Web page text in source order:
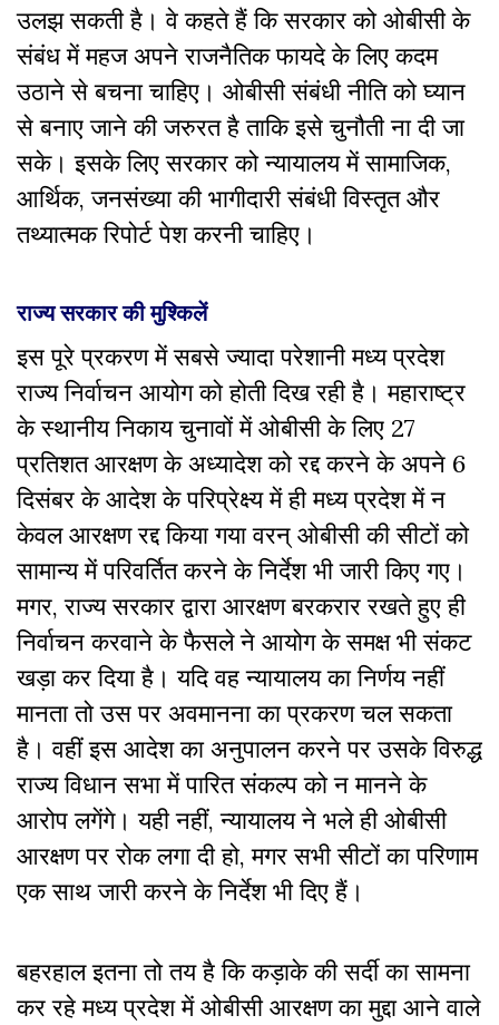
उलझ सकती है। वे कहते हैं कि सरकार को ओबीसी के
संबंध में महज अपने राजनैतिक फायदे के लिए कदम
उठाने से बचना चाहिए। ओबीसी संबंधी नीति को घ्यान
से बनाए जाने की जरुरत है ताकि इसे चुनौती ना दी जा
सके। इसके लिए सरकार को न्यायालय में सामाजिक,
आर्थिक, जनसंख्या की भागीदारी संबंधी विस्तृत और
तथ्यात्मक रिपोर्ट पेश करनी चाहिए।
राज्य सरकार की मुश्किलें
इस पूरे प्रकरण में सबसे ज्यादा परेशानी मध्य प्रदेश
राज्य निर्वाचन आयोग को होती दिख रही है। महाराष्ट्र
के स्थानीय निकाय चुनावों में ओबीसी के लिए 27
प्रतिशत आरक्षण के अध्यादेश को रद्द करने के अपने 6
दिसंबर के आदेश के परिप्रेक्ष्य में ही मध्य प्रदेश में न
केवल आरक्षण रद्द किया गया वरन् ओबीसी की सीटों को
सामान्य में परिवर्तित करने के निर्देश भी जारी किए गए।
मगर, राज्य सरकार द्वारा आरक्षण बरकरार रखते हुए ही
निर्वाचन करवाने के फैसले ने आयोग के समक्ष भी संकट
खड़ा कर दिया है। यदि वह न्यायालय का निर्णय नहीं
मानता तो उस पर अवमानना का प्रकरण चल सकता
है। वहीं इस आदेश का अनुपालन करने पर उसके विरुद्ध
राज्य विधान सभा में पारित संकल्प को न मानने के
आरोप लगेंगे। यही नहीं, न्यायालय ने भले ही ओबीसी
आरक्षण पर रोक लगा दी हो, मगर सभी सीटों का परिणाम
एक साथ जारी करने के निर्देश भी दिए हैं।
बहरहाल इतना तो तय है कि कड़ाके की सर्दी का सामना
कर रहे मध्य प्रदेश में ओबीसी आरक्षण का मुद्दा आने वाले